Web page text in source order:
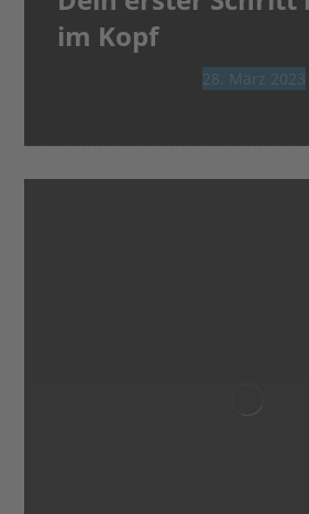
im Kopf
28. März 2023